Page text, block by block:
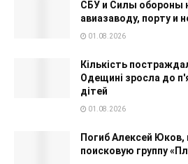
СБУ и Силы обороны
авиазаводу, порту и
01.08.2026
Кількість
Одещині зросла до
дітей
01.08.2026
Погиб Алексей Юков,
поисковую группу